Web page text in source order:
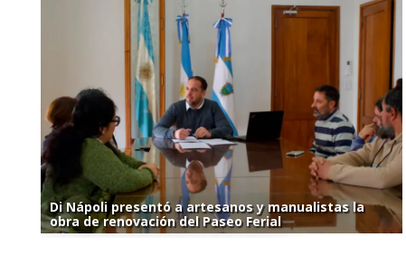
Di Nápoli presentó a artesanos y manualistas la
obra de renovación del Paseo Ferial